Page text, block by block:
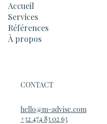
Accueil
Services
Références
À propos
CONTACT
hello@m-advise.com
+32 474 83 02 63